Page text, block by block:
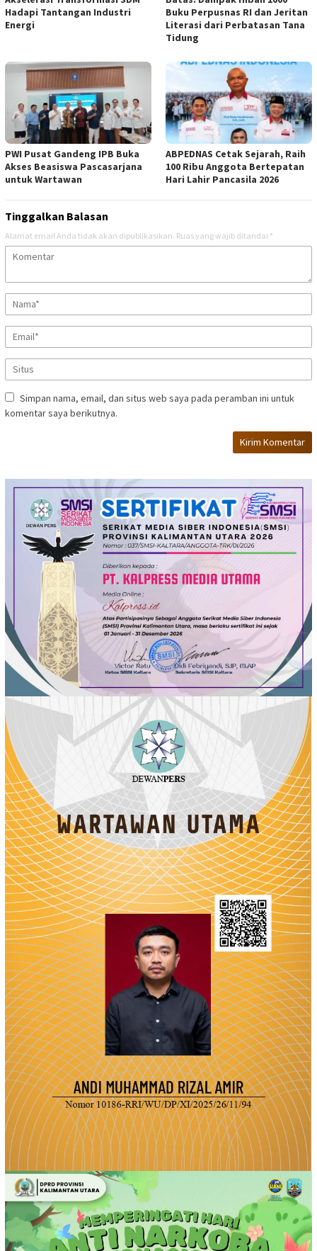
Hadapi Tantangan Industri
Energi
Buku Perpusnas RI dan Jeritan
Literasi dari Perbatasan Tana
Tidung
PWI Pusat Gandeng IPB Buka
Akses Beasiswa Pascasarjana
untuk Wartawan
ABPEDNAS Cetak Sejarah, Raih
100 Ribu Anggota Bertepatan
Hari Lahir Pancasila 2026
Tinggalkan Balasan
Alamat email Anda tidak akan dipublikasikan. Ruas yang wajib ditandai *
Simpan nama, email, dan situs web saya pada peramban ini untuk
komentar saya berikutnya.